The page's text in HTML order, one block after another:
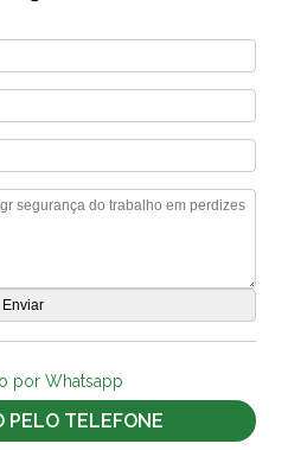
por Whatsapp
PELO TELEFONE